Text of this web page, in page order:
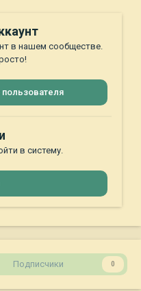
в нашем сообществе.
пользователя
в систему.
Подписчики 0